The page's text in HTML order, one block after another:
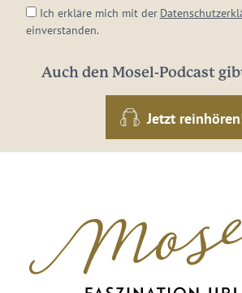
Ich erkläre mich mit der
einverstanden.
Auch den Mosel-Podcast
Jetzt